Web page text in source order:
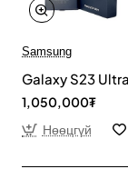
Samsung
Galaxy S23
1,050,000₮
Нөөцгүй